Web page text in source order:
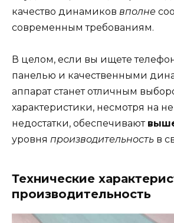
качество динамиков вполне
современным требованиям.
В целом, если вы ищете
панелью и качественными
аппарат станет отличным
характеристики, несмотря на
недостатки, обеспечивают
уровня производительность в
Технические
производительность